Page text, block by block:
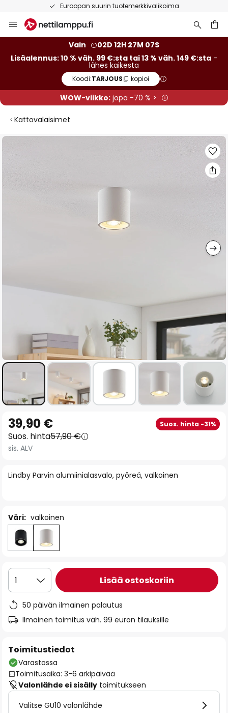
Euroopan suurin tuotemerkkivalikoima
to
Vain
02D 12H 27M 06S
Lisäalennus: 10 % väh. 99 €:sta tai 13 % väh. 149 €:sta -
lähes kaikesta
Koodi:TARJOUS kopioi
WOW-viikko:jopa -70 % >
Kattovalaisimet
Skip
end
to
the
beginning
the
Lindby Parvin alumiinialasvalo, pyöreä, valkoinen
39,90 € Suos. hinta -31%
Suos. hinta57,90 €
sis. ALV
Väri: valkoinen
1 Lisää ostoskoriin
50 päivän ilmainen palautus
Ilmainen toimitus väh. 99 euron tilauksille
Toimitustiedot
Varastossa
Toimitusaika: 3-6 arkipäivää
Valonlähde ei sisälly toimitukseen
Valitse GU10 valonlähde